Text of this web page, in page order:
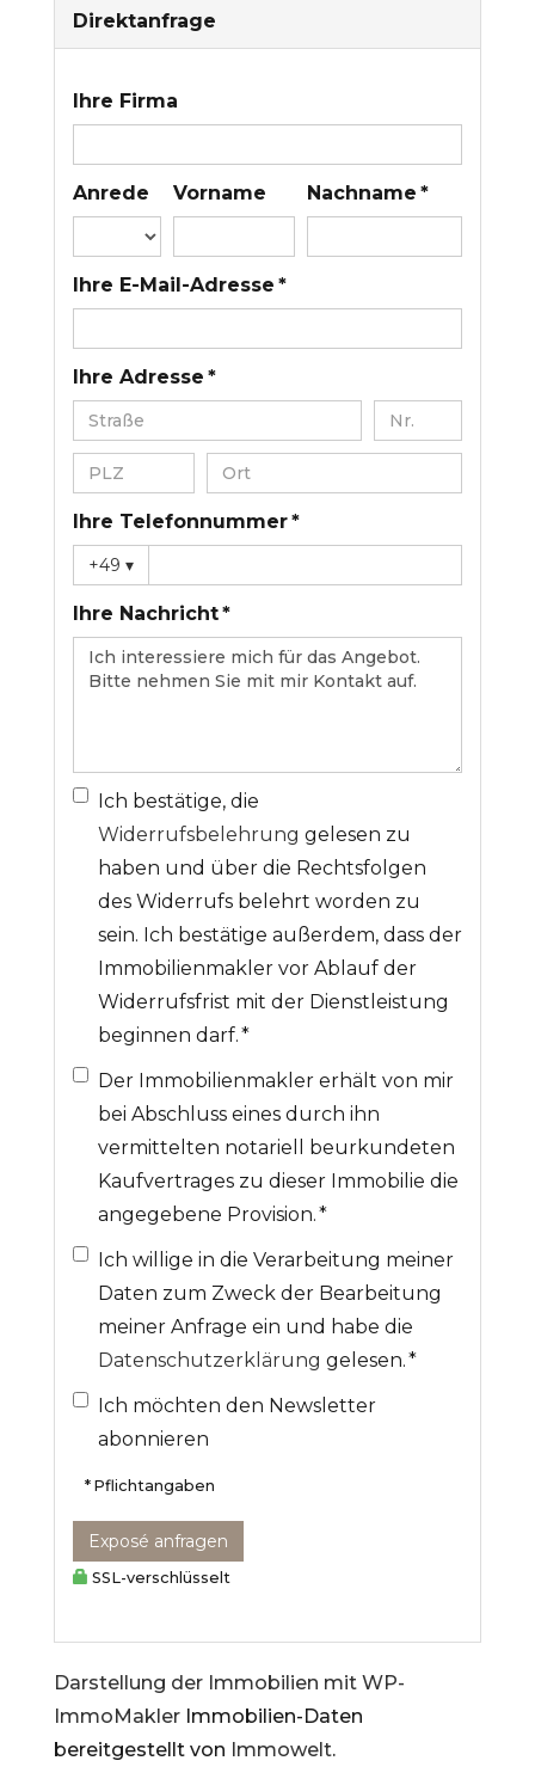
Direktanfrage
Ihre Firma
Anrede Vorname Nachname *
Ihre E-Mail-Adresse *
Ihre Adresse *
Ihre Telefonnummer *
+49 ▾
Ihre Nachricht *
Ich bestätige, die
Widerrufsbelehrung gelesen zu
haben und über die Rechtsfolgen
des Widerrufs belehrt worden zu
sein. Ich bestätige außerdem, dass der
Immobilienmakler vor Ablauf der
Widerrufsfrist mit der Dienstleistung
beginnen darf. *
Der Immobilienmakler erhält von mir
bei Abschluss eines durch ihn
vermittelten notariell beurkundeten
Kaufvertrages zu dieser Immobilie die
angegebene Provision. *
Ich willige in die Verarbeitung meiner
Daten zum Zweck der Bearbeitung
meiner Anfrage ein und habe die
Datenschutzerklärung gelesen. *
Ich möchten den Newsletter
abonnieren
* Pflichtangaben
Exposé anfragen
SSL-verschlüsselt
Darstellung der Immobilien mit WP-
ImmoMaklerImmobilien-Daten
bereitgestellt von Immowelt.